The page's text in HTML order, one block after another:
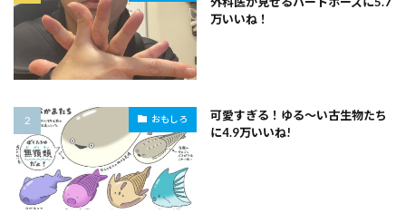
万いいね！
おもしろ
可愛すぎる！ゆる～い古生物たち
に4.9万いいね!